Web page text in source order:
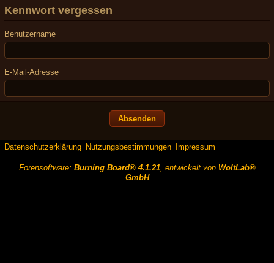
Kennwort vergessen
Benutzername
E-Mail-Adresse
Datenschutzerklärung Nutzungsbestimmungen Impressum
Forensoftware: Burning Board® 4.1.21, entwickelt von WoltLab®
GmbH